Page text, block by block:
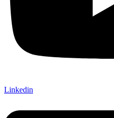
Linkedin